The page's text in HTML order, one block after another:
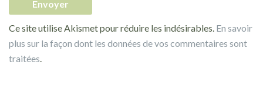
Ce site utilise Akismet pour réduire les indésirables. En savoir
plus sur la façon dont les données de vos commentaires sont
traitées